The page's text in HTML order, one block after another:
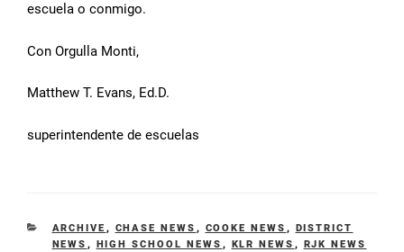
escuela o conmigo.
Con Orgulla Monti,
Matthew T. Evans, Ed.D.
superintendente de escuelas
CATEGORIES
ARCHIVE , CHASE NEWS , COOKE NEWS ,
DISTRICT
NEWS , HIGH SCHOOL NEWS , KLR NEWS , RJK NEWS